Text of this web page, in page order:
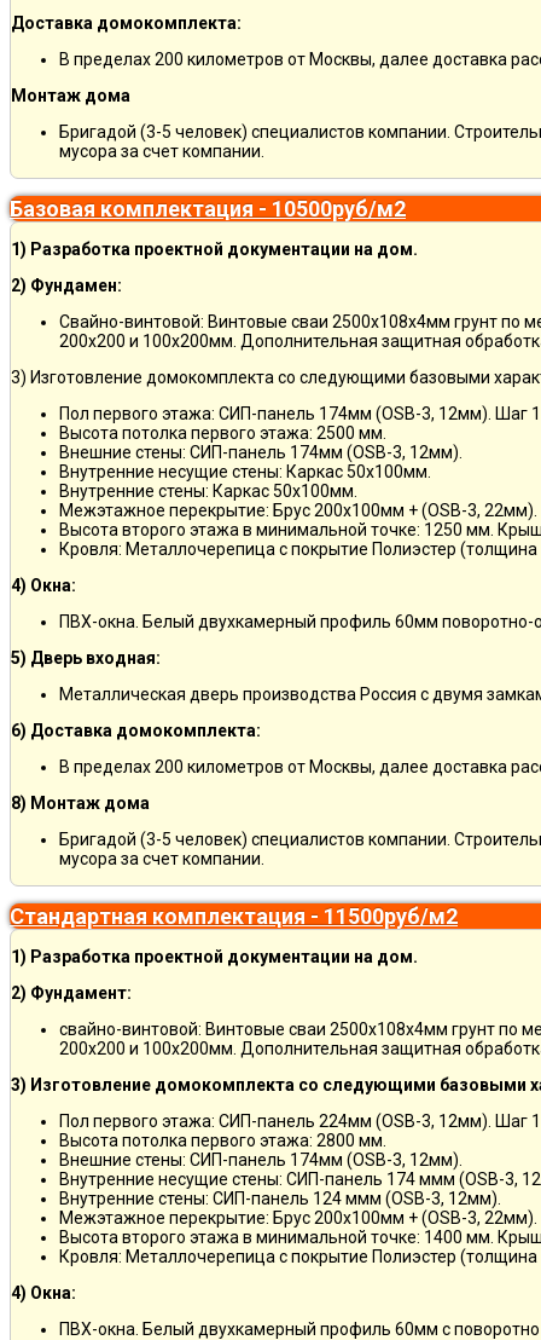
Доставка домокомплекта:
В пределах 200 километров от Москвы, далее доставка
Монтаж дома
Бригадой (3-5 человек) специалистов компании.
мусора за счет компании.
Базовая комплектация - 10500руб/м2
1) Разработка проектной документации на дом.
2) Фундамен:
Свайно-винтовой: Винтовые сваи 2500х108х4мм грунт по
200х200 и 100х200мм. Дополнительная защитная
3) Изготовление домокомплекта со следующими базовыми
Пол первого этажа: СИП-панель 174мм (OSB-3, 12мм). Шаг
Высота потолка первого этажа: 2500 мм.
Внешние стены: СИП-панель 174мм (OSB-3, 12мм).
Внутренние несущие стены: Каркас 50х100мм.
Внутренние стены: Каркас 50х100мм.
Межэтажное перекрытие: Брус 200х100мм + (OSB-3, 22мм).
Высота второго этажа в минимальной точке: 1250 мм.
Кровля: Металлочерепица с покрытие Полиэстер
4) Окна:
ПВХ-окна. Белый двухкамерный профиль 60мм поворотно-
5) Дверь входная:
Металлическая дверь производства Россия с двумя
6) Доставка домокомплекта:
В пределах 200 километров от Москвы, далее доставка
8) Монтаж дома
Бригадой (3-5 человек) специалистов компании.
мусора за счет компании.
Стандартная комплектация - 11500руб/м2
1) Разработка проектной документации на дом.
2) Фундамент:
свайно-винтовой: Винтовые сваи 2500х108х4мм грунт по
200х200 и 100х200мм. Дополнительная защитная
3) Изготовление домокомплекта со следующими базовыми
Пол первого этажа: СИП-панель 224мм (OSB-3, 12мм). Шаг
Высота потолка первого этажа: 2800 мм.
Внешние стены: СИП-панель 174мм (OSB-3, 12мм).
Внутренние несущие стены: СИП-панель 174 ммм (OSB-3,
Внутренние стены: СИП-панель 124 ммм (OSB-3, 12мм).
Межэтажное перекрытие: Брус 200х100мм + (OSB-3, 22мм).
Высота второго этажа в минимальной точке: 1400 мм.
Кровля: Металлочерепица с покрытие Полиэстер
4) Окна:
ПВХ-окна. Белый двухкамерный профиль 60мм с